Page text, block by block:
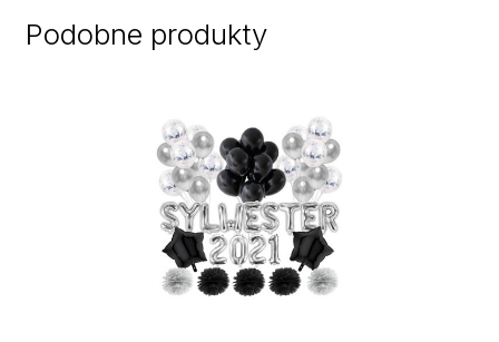
Podobne produkty